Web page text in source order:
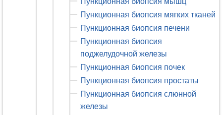
Пункционная биопсия мягких тканей
Пункционная биопсия печени
Пункционная биопсия
поджелудочной железы
Пункционная биопсия почек
Пункционная биопсия простаты
Пункционная биопсия слюнной
железы